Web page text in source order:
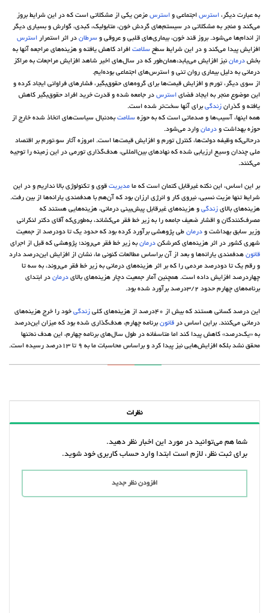
به عبارت دیگر، استرس اجتماعی و استرس مزمن یکی از مشکلاتی است که در این شرایط بروز
می‌کند و منجر به مشکلاتی در سیستم‌های گردش خون، متابولیک، کبدی، گوارش و بسیاری دیگر
از اندام‌ها می‌شود. بروز قند خون، بیماری‌های قلبی و عروقی و سرطان در اثر استمرار استرس
افزایش پیدا می‌کند و در این شرایط سطح سلامت افراد کاهش یافته و هزینه‌های مراجعه آنها به
بخش درمان نیز افزایش می‌یابد:همان‌طور که در سال‌های اخیر شاهد افزایش مراجعات به مراکز
درمانی به دلیل بیماری روان تنی و استرس‌های اجتماعی بوده‌ایم.
از سوی دیگر، تورم و افزایش قیمت‌ها برای گروه‌های حقوق‌بگیر، فشارهای فراوانی ایجاد کرده و
این موضوع منجر به ایجاد فضای استرس در جامعه شده و قدرت خرید افراد حقوق‌بگیر کاهش
یافته و گذران زندگی برای آنها سخت‌تر شده ‌است.
همه اینها، آسیب‌ها و صدماتی است که به حوزه سلامت به‌دنبال سیاست‌های اتخاذ شده خارج از
حوزه بهداشت و درمان وارد می‌شود.
درحالی‌که وظیفه دولت‌ها، کنترل تورم و افزایش قیمت‌ها است. امروزه آثار سوءتورم بر اقتصاد
ملی چندان وسیع ارزیابی شده که نهادهای بین‌المللی، هدف‌گذاری تورمی در این زمینه را توجیه
می‌کنند.
بر این اساس، این نکته غیرقابل کتمان است که ما مدیریت قوی و تکنولوژی بالا نداریم و در این
شرایط تنها مزیت نسبی، نیروی کار و انرژی ارزان بود که آن‌هم با هدفمندی یارانه‌ها از بین رفت.
هزینه‌های بالای زندگی و هزینه‌های غیرقابل پیش‌بینی درمانی، هزینه‌هایی هستند که
مصرف‌کنندگان و اقشار ضعیف جامعه را به زیر خط فقر می‌کشاند، به‌طوری‌که آقای دکتر لنکرانی
وزیر سابق بهداشت و درمان طی پژوهشی برآورد کرده بود که حدود یک تا دو‌درصد از جمعیت
شهری کشور در اثر هزینه‌های کمرشکن درمان به زیر خط فقر می‌روند؛ پژوهشی که قبل از اجرای
قانون هدفمندی یارانه‌ها و بعد از آن براساس مطالعات کنونی ما، نشان از افزایش این‌درصد دارد
و رقم یک تا دو‌درصد مردمی را که بر اثر هزینه‌های درمانی به زیر خط فقر می‌روند، به سه تا
چهار‌درصد افزایش داده است. همچنین آمار جمعیت دچار هزینه‌های بالای درمان در ابتدای
برنامه‌های چهارم حدود 3/2‌درصد برآورد شده بود.
این ‌درصد کسانی هستند که بیش از 40‌درصد از هزینه‌های کلی زندگی خود را خرج هزینه‌های
درمانی می‌کنند. براین اساس در قانون برنامه چهارم، هدف‌گذاری شده بود که میزان این‌درصد
به «یک‌درصد» کاهش پیدا کند اما متاسفانه در طول سال‌های برنامه چهارم، این هدف نه‌تنها
محقق نشد بلکه افزایش‌هایی نیز پیدا کرد و براساس محاسبات ما به 9 تا 13‌درصد رسیده است.
نظرات
شما هم می‌توانید در مورد این اخبار نظر دهید.
برای ثبت نظر، لازم است ابتدا وارد حساب کاربری خود شوید.
افزودن نظر جدید